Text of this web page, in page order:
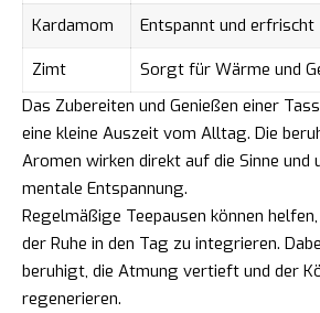
Kardamom
Entspannt und erfrischt
Zimt
Sorgt für Wärme und
Das Zubereiten und Genießen einer
eine kleine Auszeit vom Alltag. Die
Aromen wirken direkt auf die Sinne und
mentale Entspannung.
Regelmäßige Teepausen können
der Ruhe in den Tag zu integrieren.
beruhigt, die Atmung vertieft und der
regenerieren.